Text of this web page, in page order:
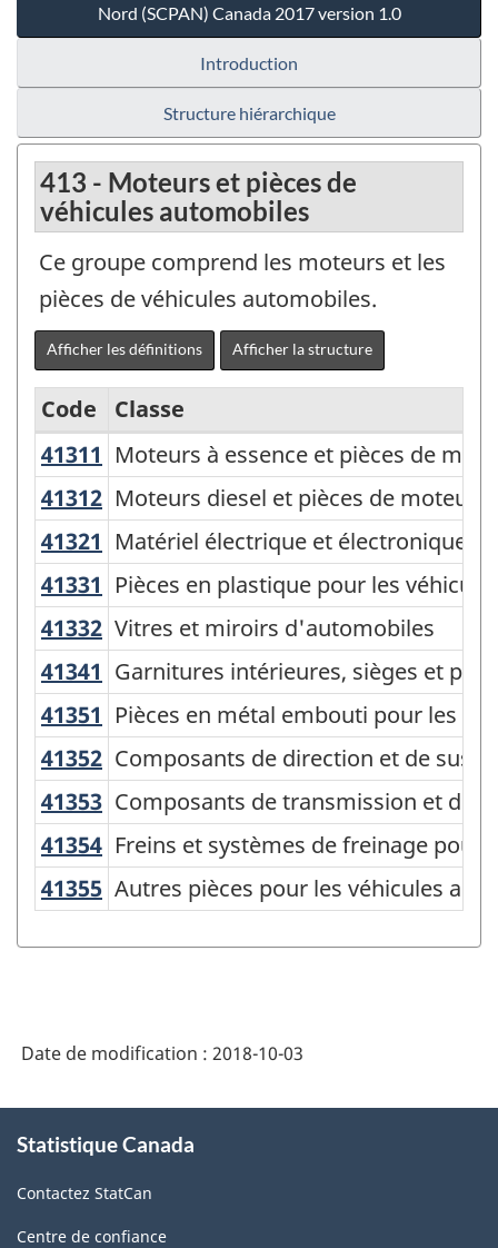
Nord (SCPAN) Canada 2017 version 1.0
Introduction
Structure hiérarchique
413 - Moteurs et pièces de
véhicules automobiles
Ce groupe comprend les moteurs et les
pièces de véhicules automobiles.
Afficher les définitions Afficher la structure
Système
de
classification
des
produits
de
l'Amérique
du
Nord
(SCPAN)
Canada
2017
version
de
Code
Classe
41311 Moteurs à essence et pièces de
Moteurs à essence et pièces de
41312 Moteurs diesel et pièces de
Moteurs diesel et pièces de
41321 Matériel électrique et
Matériel électrique et électronique
41331 Pièces en plastique pour les
Pièces en plastique pour les
41332 Vitres et miroirs d'automobiles
Vitres et miroirs d'automobiles
41341 Garnitures intérieures, sièges et
Garnitures intérieures, sièges et
41351 Pièces en métal embouti pour les
Pièces en métal embouti pour les
41352 Composants de direction et de
Composants de direction et de
41353 Composants de transmission et
Composants de transmission et de
41354 Freins et systèmes de freinage
Freins et systèmes de freinage pour
41355 Autres pièces pour les véhicules
Autres pièces pour les véhicules
Date de modification : 2018-10-03
propos
ce
site
Statistique Canada
Contactez StatCan
Centre de confiance